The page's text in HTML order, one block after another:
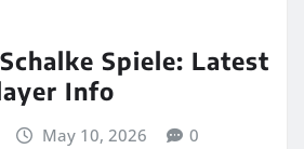
Spiele: Latest
Info
May 10, 2026 0